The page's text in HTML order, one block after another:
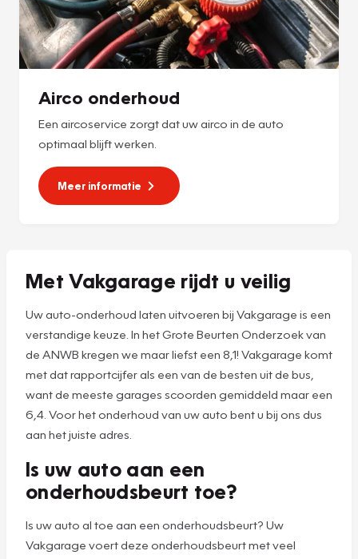
Airco onderhoud
Een aircoservice zorgt dat uw airco in de auto
optimaal blijft werken.
Meer informatie
Met Vakgarage rijdt u veilig
Uw auto-onderhoud laten uitvoeren bij Vakgarage is een
verstandige keuze. In het Grote Beurten Onderzoek van
de ANWB kregen we maar liefst een 8,1! Vakgarage komt
met dat rapportcijfer als een van de besten uit de bus,
want de meeste garages scoorden gemiddeld maar een
6,4. Voor het onderhoud van uw auto bent u bij ons dus
aan het juiste adres.
Is uw auto aan een
onderhoudsbeurt toe?
Is uw auto al toe aan een onderhoudsbeurt? Uw
Vakgarage voert deze onderhoudsbeurt met veel